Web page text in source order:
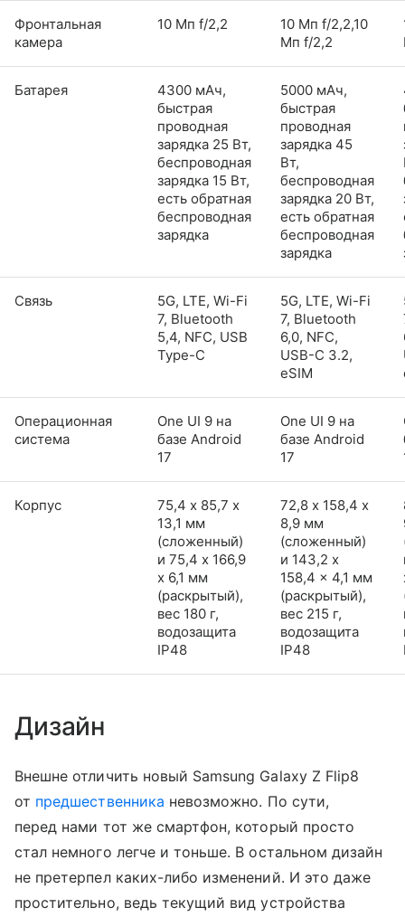
Фронтальная
камера
10 Мп f/2,2
10 Мп f/2,2,10
Мп f/2,2
Батарея
4300 мАч,
быстрая
проводная
зарядка 25 Вт,
беспроводная
зарядка 15 Вт,
есть обратная
беспроводная
зарядка
5000 мАч,
быстрая
проводная
зарядка 45
Вт,
беспроводная
зарядка 20 Вт,
есть обратная
беспроводная
зарядка
Связь
5G, LTE, Wi-Fi
7, Bluetooth
5,4, NFC, USB
Type-C
5G, LTE, Wi-Fi
7, Bluetooth
6,0, NFC,
USB-C 3.2,
eSIM
Операционная
система
One UI 9 на
базе Android
17
One UI 9 на
базе Android
17
Корпус
75,4 х 85,7 х
13,1 мм
(сложенный)
и 75,4 x 166,9
x 6,1 мм
(раскрытый),
вес 180 г,
водозащита
IP48
72,8 х 158,4 х
8,9 мм
(сложенный)
и 143,2 x
158,4 x 4,1 мм
(раскрытый),
вес 215 г,
водозащита
IP48
Дизайн
Внешне отличить новый Samsung Galaxy Z Flip8
от предшественника невозможно. По сути,
перед нами тот же смартфон, который просто
стал немного легче и тоньше. В остальном дизайн
не претерпел каких-либо изменений. И это даже
простительно, ведь текущий вид устройства